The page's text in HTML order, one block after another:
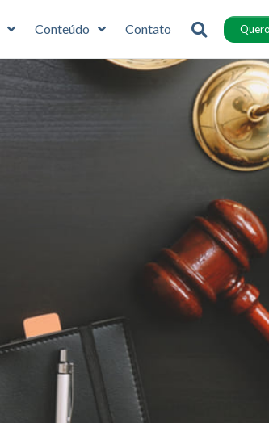
Conteúdo Contato